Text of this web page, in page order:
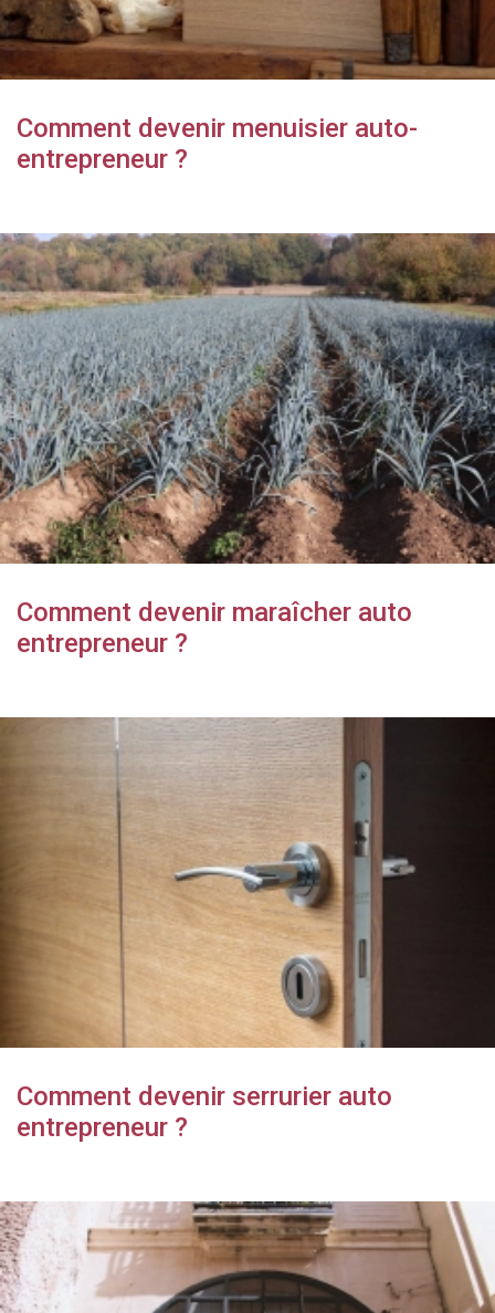
Comment devenir menuisier auto-
entrepreneur ?
Comment devenir maraîcher auto
entrepreneur ?
Comment devenir serrurier auto
entrepreneur ?